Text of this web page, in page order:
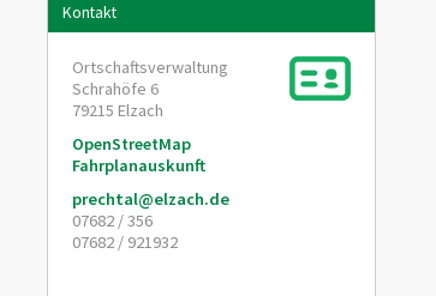
Kontakt
Ortschaftsverwaltung
Schrahöfe 6
79215 Elzach
OpenStreetMap
Fahrplanauskunft
prechtal@elzach.de
07682 / 356
07682 / 921932